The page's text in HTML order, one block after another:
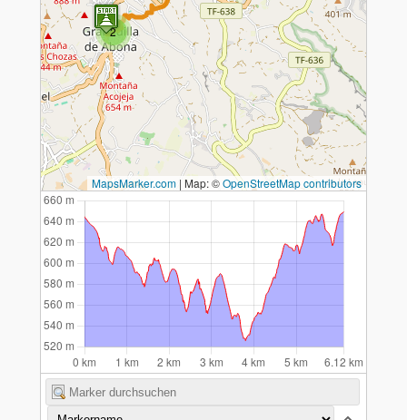
2
MapsMarker.com | Map: ©OpenStreetMap contributors